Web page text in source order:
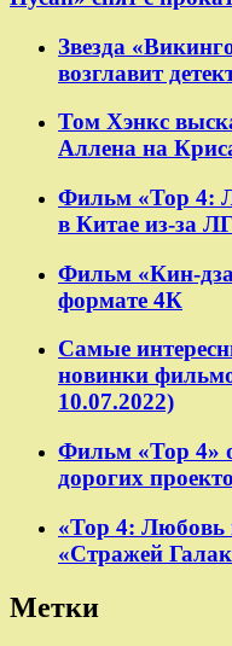
Звезда
возглавит
Том Хэнкс
Аллена на
Фильм «Тор 4:
в Китае из-за
Фильм «Кин-
формате 4К
Самые
новинки
10.07.2022)
Фильм «Тор 4»
дорогих
«Тор 4: Любовь
«Стражей
Метки